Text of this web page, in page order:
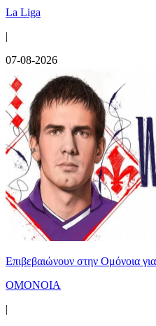
La Liga
|
07-08-2026
Επιβεβαιώνουν στην Ομόνοια
ΟΜΟΝΟΙΑ
|